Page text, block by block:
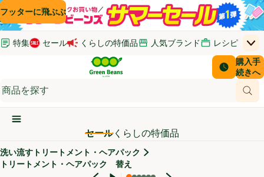
コンテンツに飛ぶ
検索に飛ぶ
フッターに飛ぶ
特集 セール くらしの特価品 人気ブランド レシピ
はじめてのお買い物ガイド
(新しいウィンドウで開く) (新しいウィンドウで開く)
サポート・ヘルプ・お問い合わせ
(新しいウィンドウで開く)
上
Green Beans
商
配送日時
購入手
続きへ
お客さ
￥0
メインメニュ―ボタン
セールくらしの特価品
セール対象商品
洗い流すトリートメント・ヘアパック
トリートメント・ヘアパック 替え